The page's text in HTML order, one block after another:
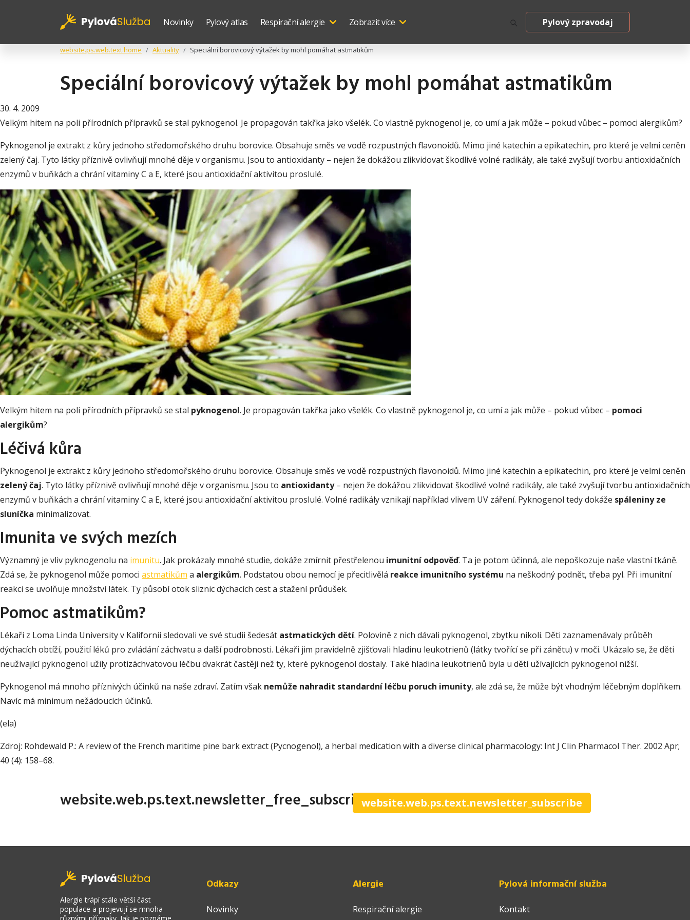
Novinky Pylový atlas Respirační alergie Zobrazit více Pylový zpravodaj
website.ps.web.text.home Aktuality Speciální borovicový výtažek by mohl pomáhat astmatikům
Speciální borovicový výtažek by mohl pomáhat astmatikům
30. 4. 2009
Velkým hitem na poli přírodních přípravků se stal pyknogenol. Je propagován takřka jako všelék. Co vlastně pyknogenol je, co umí a jak může – pokud vůbec – pomoci alergikům?
Pyknogenol je extrakt z kůry jednoho středomořského druhu borovice. Obsahuje směs ve vodě rozpustných flavonoidů. Mimo jiné katechin a epikatechin, pro které je velmi ceněn
zelený čaj. Tyto látky příznivě ovlivňují mnohé děje v organismu. Jsou to antioxidanty – nejen že dokážou zlikvidovat škodlivé volné radikály, ale také zvyšují tvorbu antioxidačních
enzymů v buňkách a chrání vitaminy C a E, které jsou antioxidační aktivitou proslulé.
Velkým hitem na poli přírodních přípravků se stal pyknogenol. Je propagován takřka jako všelék. Co vlastně pyknogenol je, co umí a jak může – pokud vůbec – pomoci
alergikům?
Léčivá kůra
Pyknogenol je extrakt z kůry jednoho středomořského druhu borovice. Obsahuje směs ve vodě rozpustných flavonoidů. Mimo jiné katechin a epikatechin, pro které je velmi ceněn
zelený čaj. Tyto látky příznivě ovlivňují mnohé děje v organismu. Jsou to antioxidanty– nejen že dokážou zlikvidovat škodlivé volné radikály, ale také zvyšují tvorbu antioxidačních
enzymů v buňkách a chrání vitaminy C a E, které jsou antioxidační aktivitou proslulé. Volné radikály vznikají například vlivem UV záření. Pyknogenol tedy dokáže spáleniny ze
sluníčka minimalizovat.
Imunita ve svých mezích
Významný je vliv pyknogenolu na imunitu. Jak prokázaly mnohé studie, dokáže zmírnit přestřelenou imunitní odpověď. Ta je potom účinná, ale nepoškozuje naše vlastní tkáně.
Zdá se, že pyknogenol může pomoci astmatikům a alergikům. Podstatou obou nemocí je přecitlivělá reakce imunitního systému na neškodný podnět, třeba pyl. Při imunitní
reakci se uvolňuje množství látek. Ty působí otok sliznic dýchacích cest a stažení průdušek.
Pomoc astmatikům?
Lékaři z Loma Linda University v Kalifornii sledovali ve své studii šedesát astmatických dětí. Polovině z nich dávali pyknogenol, zbytku nikoli. Děti zaznamenávaly průběh
dýchacích obtíží, použití léků pro zvládání záchvatu a další podrobnosti. Lékaři jim pravidelně zjišťovali hladinu leukotrienů (látky tvořící se při zánětu) v moči. Ukázalo se, že děti
neužívající pyknogenol užily protizáchvatovou léčbu dvakrát častěji než ty, které pyknogenol dostaly. Také hladina leukotrienů byla u dětí užívajících pyknogenol nižší.
Pyknogenol má mnoho příznivých účinků na naše zdraví. Zatím však nemůže nahradit standardní léčbu poruch imunity, ale zdá se, že může být vhodným léčebným doplňkem.
Navíc má minimum nežádoucích účinků.
(ela)
Zdroj: Rohdewald P.: A review of the French maritime pine bark extract (Pycnogenol), a herbal medication with a diverse clinical pharmacology: Int J Clin Pharmacol Ther. 2002 Apr;
40 (4): 158–68.
website.web.ps.text.newsletter_free_subscribewebsite.web.ps.text.newsletter_subscribe
Alergie trápí stále větší část
populace a projevují se mnoha
Odkazy
Novinky
Alergie
Respirační alergie
Pylová informační služba
Kontakt